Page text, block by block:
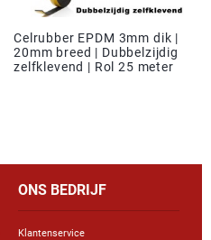
Celrubber EPDM 3mm dik |
20mm breed | Dubbelzijdig
zelfklevend | Rol 25 meter
ONS BEDRIJF
Klantenservice